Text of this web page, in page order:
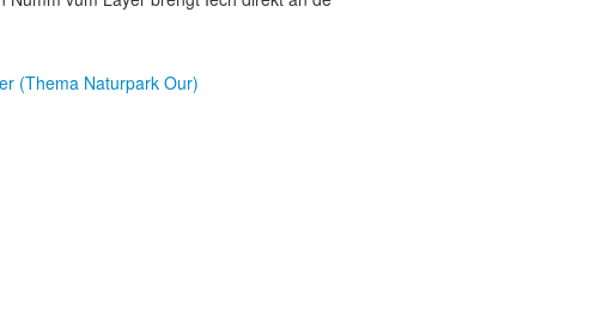
(Thema Naturpark Our)